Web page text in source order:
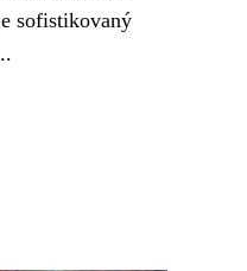
sofistikovaný